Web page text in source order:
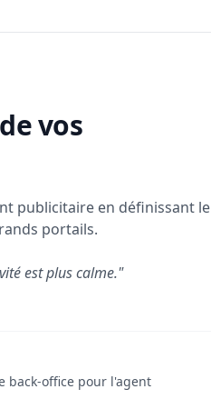
vos
publicitaire en définissant le
portails.
est plus calme."
back-office pour l'agent